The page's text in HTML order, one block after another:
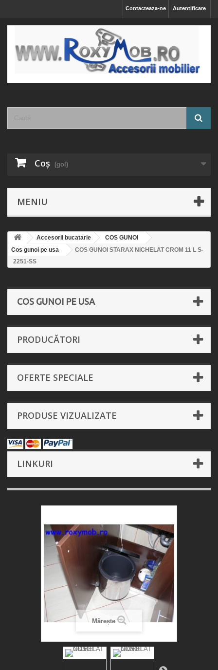
Autentificare
Contacteaza-ne
Coş (gol)
MENIU
Accesorii bucatarie
COS GUNOI
Cos gunoi pe usa
COS GUNOI STARAX NICHELAT CROM 11 L S-
2251-SS
COS GUNOI PE USA
PRODUCĂTORI
OFERTE SPECIALE
PRODUSE VIZUALIZATE
LINKURI
Mărește